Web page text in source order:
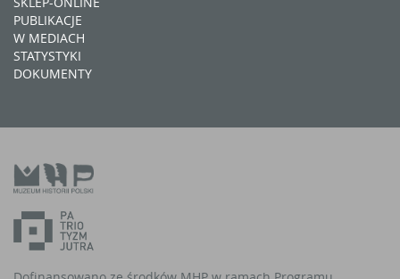
PUBLIKACJE
W MEDIACH
STATYSTYKI
DOKUMENTY